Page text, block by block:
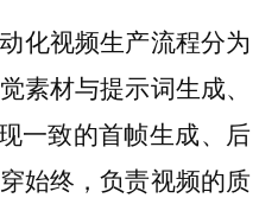
化视频生产流程分为
素材与提示词生成、
一致的首帧生成、
后
始终，负责视频的质